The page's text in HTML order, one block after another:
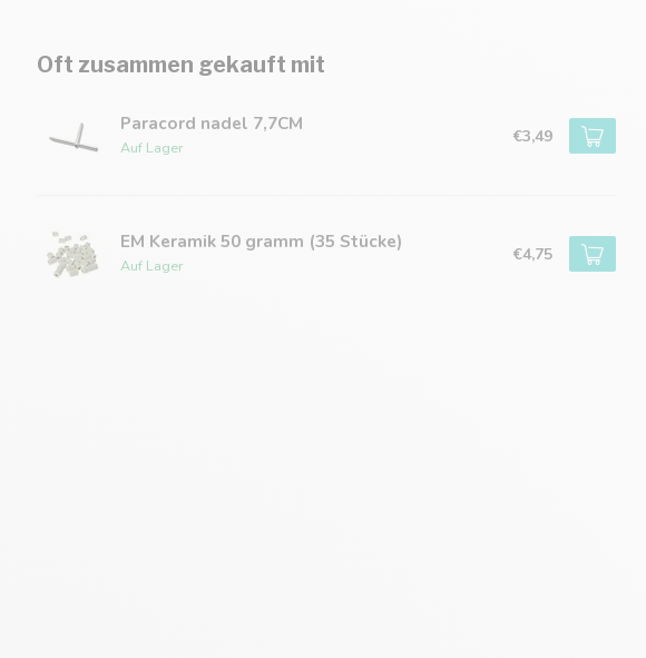
Oft zusammen gekauft mit
Paracord nadel 7,7CM
Auf Lager
€3,49
EM Keramik 50 gramm (35 Stücke)
Auf Lager
€4,75